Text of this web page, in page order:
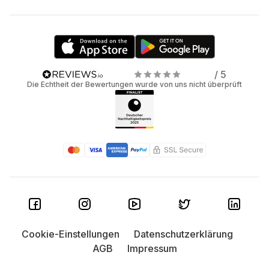
/ 5
Die Echtheit der Bewertungen wurde von uns nicht überprüft
Cookie-Einstellungen
Datenschutzerklärung
AGB
Impressum